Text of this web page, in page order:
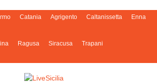
Catania Agrigento Caltanissetta Enna
Ragusa Siracusa Trapani